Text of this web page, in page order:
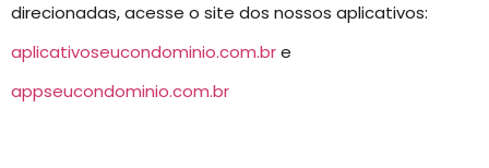
direcionadas, acesse o site dos nossos aplicativos:
aplicativoseucondominio.com.bre
appseucondominio.com.br